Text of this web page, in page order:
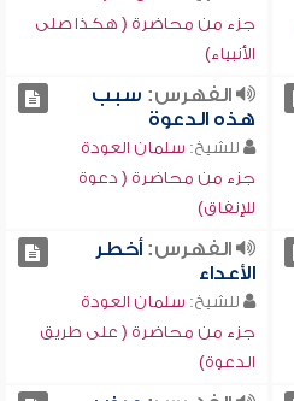
جزء من محاضرة ( هكذا صلى
الأنبياء)
الفهرس: سبب
هذه الدعوة
للشيخ: سلمان العودة
جزء من محاضرة ( دعوة
للإنفاق)
الفهرس:أخطر
الأعداء
للشيخ: سلمان العودة
جزء من محاضرة ( على طريق
الدعوة)